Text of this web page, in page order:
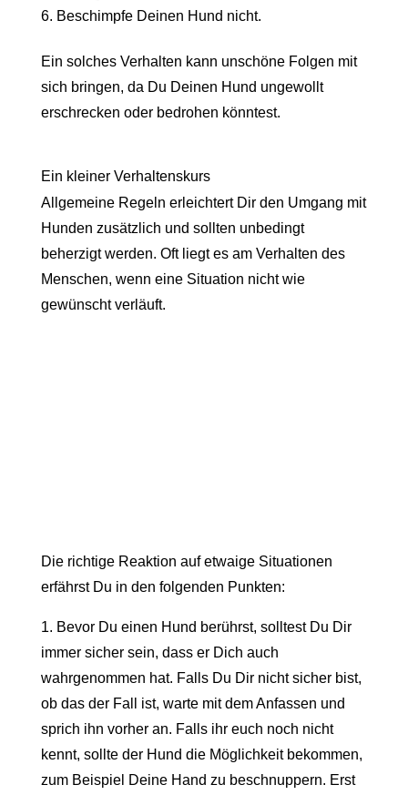
Beschimpfe Deinen Hund nicht.
Ein solches Verhalten kann unschöne Folgen mit
sich bringen, da Du Deinen Hund ungewollt
erschrecken oder bedrohen könntest.
Ein kleiner Verhaltenskurs
Allgemeine Regeln erleichtert Dir den Umgang mit
Hunden zusätzlich und sollten unbedingt
beherzigt werden. Oft liegt es am Verhalten des
Menschen, wenn eine Situation nicht wie
gewünscht verläuft.
Die richtige Reaktion auf etwaige Situationen
erfährst Du in den folgenden Punkten:
1. Bevor Du einen Hund berührst, solltest Du Dir
immer sicher sein, dass er Dich auch
wahrgenommen hat. Falls Du Dir nicht sicher bist,
ob das der Fall ist, warte mit dem Anfassen und
sprich ihn vorher an. Falls ihr euch noch nicht
kennt, sollte der Hund die Möglichkeit bekommen,
zum Beispiel Deine Hand zu beschnuppern. Erst